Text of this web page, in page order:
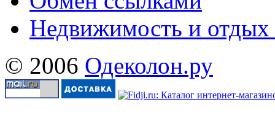
Недвижимость и
© 2006 Одеколон.ру